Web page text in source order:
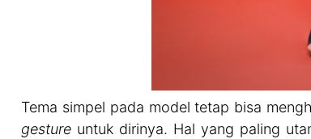
Tema simpel pada model tetap bisa
gesture untuk dirinya. Hal yang paling